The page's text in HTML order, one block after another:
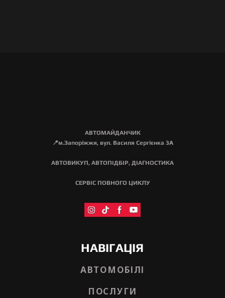
АВТОМАЙДАНЧИК
📍м.Запоріжжя, вул. Василя Сергієнка 3А
АВТОВИКУП, АВТОПІДБІР, ДІАГНОСТИКА
СЕРВІС ПОВНОГО ЦИКЛУ
НАВІГАЦІЯ
АВТОМОБІЛІ
ПОСЛУГИ